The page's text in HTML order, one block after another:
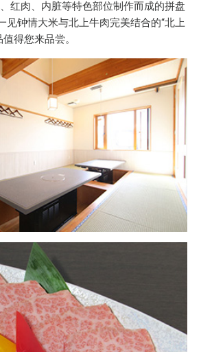
红肉、内脏等特色部位制作而成的拼盘
见钟情大米与北上牛肉完美结合的“北上
得您来品尝。